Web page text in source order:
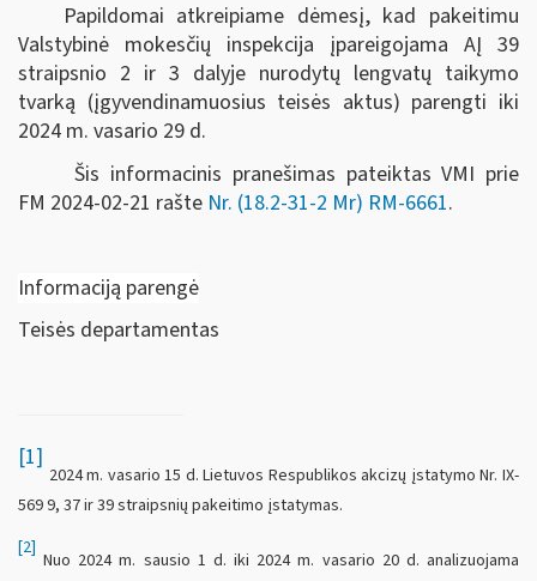
Papildomai atkreipiame dėmesį, kad pakeitimu
Valstybinė mokesčių inspekcija įpareigojama AĮ 39
straipsnio 2 ir 3 dalyje nurodytų lengvatų taikymo
tvarką (įgyvendinamuosius teisės aktus) parengti iki
2024 m. vasario 29 d.
Šis informacinis pranešimas pateiktas VMI prie
FM 2024-02-21 rašte Nr. (18.2-31-2 Mr) RM-6661.
Informaciją parengė
Teisės departamentas
[1]
2024 m. vasario 15 d. Lietuvos Respublikos akcizų įstatymo Nr. IX-
569 9, 37 ir 39 straipsnių pakeitimo įstatymas.
[2]
Nuo 2024 m. sausio 1 d. iki 2024 m. vasario 20 d. analizuojama